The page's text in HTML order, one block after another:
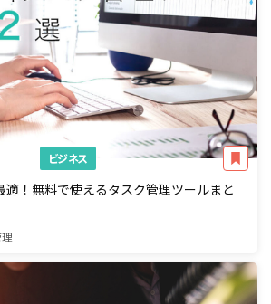
ビジネス
適！無料で使えるタスク管理ツールまと